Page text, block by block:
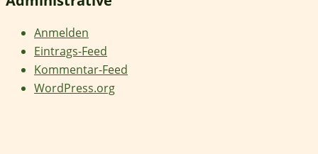
Anmelden
Eintrags-Feed
Kommentar-Feed
WordPress.org